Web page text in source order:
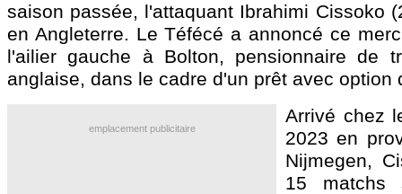
saison passée, l'attaquant Ibrahimi Cissoko
en Angleterre. Le Téfécé a annoncé ce
l'ailier gauche à Bolton, pensionnaire de
anglaise, dans le cadre d'un prêt avec option
emplacement publicitaire
Arrivé chez
2023 en
Nijmegen,
15 matchs